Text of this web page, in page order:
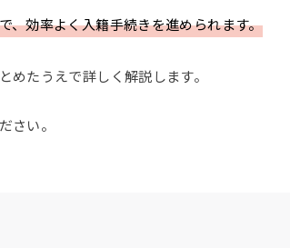
、効率よく入籍手続きを進められます。
たうえで詳しく解説します。
さい。